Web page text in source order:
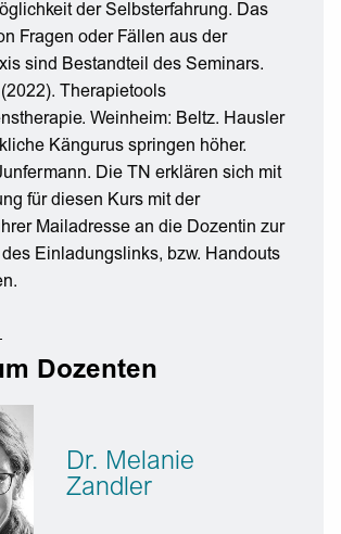
der Selbsterfahrung. Das
Fragen oder Fällen aus der
sind Bestandteil des Seminars.
Therapietools
Weinheim: Beltz. Hausler
Kängurus springen höher.
Die TN erklären sich mit
für diesen Kurs mit der
Mailadresse an die Dozentin zur
Einladungslinks, bzw. Handouts
Dozenten
Dr. Melanie
Zandler